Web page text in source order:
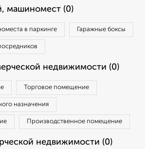
машиномест (0)
в паркинге Гаражные боксы
недвижимости (0)
Торговое помещение
назначения
Производственное помещение
недвижимости (0)